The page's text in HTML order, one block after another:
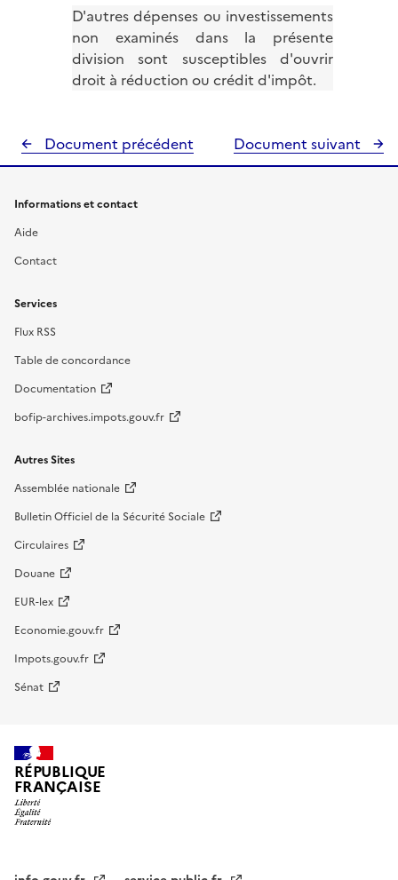
D'autres dépenses ou investissements
non examinés dans la présente
division sont susceptibles d'ouvrir
droit à réduction ou crédit d'impôt.
Document précédent Document suivant
Informations et contact
Aide
Contact
Services
Flux RSS
Table de concordance
Documentation
bofip-archives.impots.gouv.fr
Autres Sites
Assemblée nationale
Bulletin Officiel de la Sécurité Sociale
Circulaires
Douane
EUR-lex
Economie.gouv.fr
Impots.gouv.fr
Sénat
RÉPUBLIQUE
FRANÇAISE